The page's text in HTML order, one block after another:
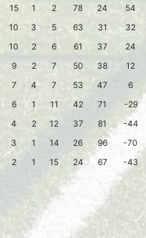
15 1 2 78 24
54
10 3 5 63 31
32
10 2 6 61 37
24
9 2 7 50 38
12
7 4 7 53 47
6
6 1 11 42 71
-29
4 2 12 37 81
-44
3 1 14 26 96
-70
2 1 15 24 67 -43